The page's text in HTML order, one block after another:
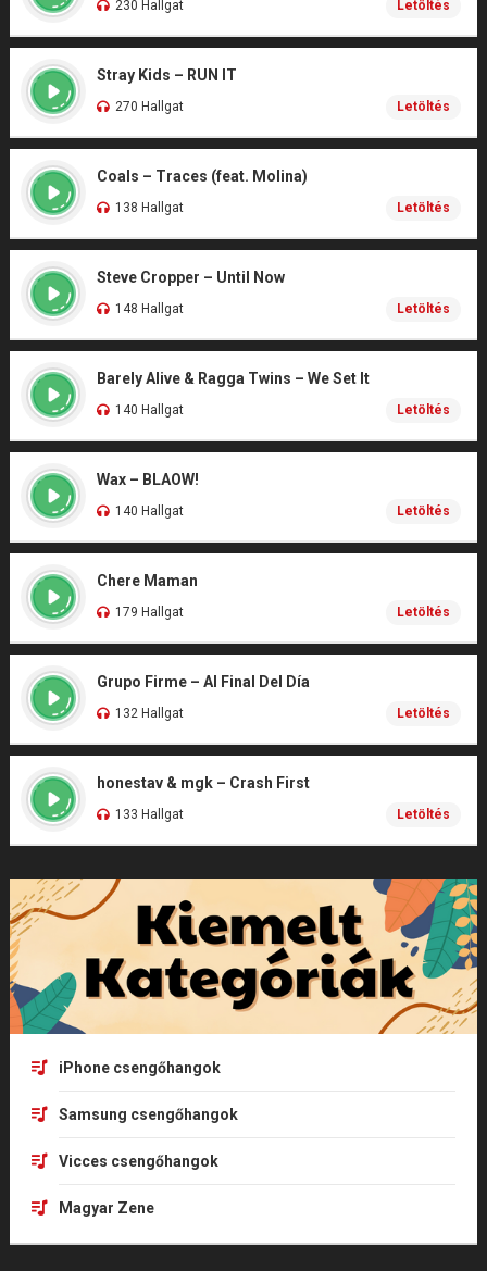
230 Hallgat Letöltés
Stray Kids – RUN IT
270 Hallgat Letöltés
Coals – Traces (feat. Molina)
138 Hallgat Letöltés
Steve Cropper – Until Now
148 Hallgat Letöltés
Barely Alive & Ragga Twins – We Set It
140 Hallgat Letöltés
Wax – BLAOW!
140 Hallgat Letöltés
Chere Maman
179 Hallgat Letöltés
Grupo Firme – Al Final Del Día
132 Hallgat Letöltés
honestav & mgk – Crash First
133 Hallgat Letöltés
iPhone csengőhangok
Samsung csengőhangok
Vicces csengőhangok
Magyar Zene